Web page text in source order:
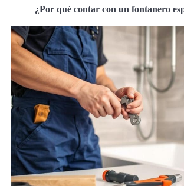
¿Por qué contar con un fontanero